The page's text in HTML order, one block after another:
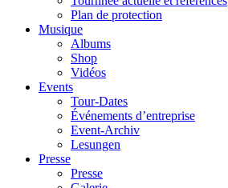
Plan de protection
Musique
Albums
Shop
Vidéos
Events
Tour-Dates
Événements d’entreprise
Event-Archiv
Lesungen
Presse
Presse